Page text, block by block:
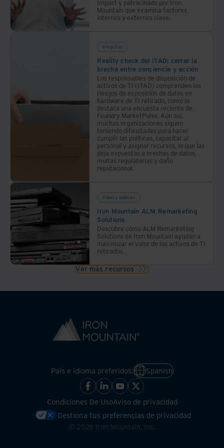
y
socialmente
Impact y patrocinado por Iron
Mountain que examina factores
internos y externos clave.
Infografías
Reality check del ITAD: cerrar la
brecha entre conciencia y acción
Los responsables de disposición de
activos de TI (ITAD) comprenden los
riesgos de exposición de datos en
hardware de TI retirado, como lo
destaca una encuesta reciente de
Foundry MarketPulse. Aún así,
muchas organizaciones siguen
teniendo dificultades para hacer
cumplir las políticas, capacitar al
personal y asignar recursos, lo que las
deja expuestas a brechas de datos,
multas regulatorias y daño
reputacional.
Videos y webinars
Iron Mountain ALM Remarketing
Solutions
Descubre cómo ALM Remarketing
Solutions de Iron Mountain ayudan a
maximizar el valor de los activos de TI
retirados.
Ver más recursos
País e idioma preferidos: Spanish
Condiciones De UsoAviso de privacidad
Gestiona tus preferencias de privacidad
© 2026 Iron Mountain, Inc.